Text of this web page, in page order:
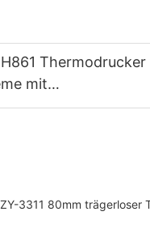
H861
mit
Bluetooth